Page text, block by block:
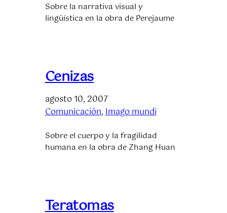
Sobre la narrativa visual y
lingüística en la obra de Perejaume
Cenizas
agosto 10, 2007
Comunicación, Imago mundi
Sobre el cuerpo y la fragilidad
humana en la obra de Zhang Huan
Teratomas